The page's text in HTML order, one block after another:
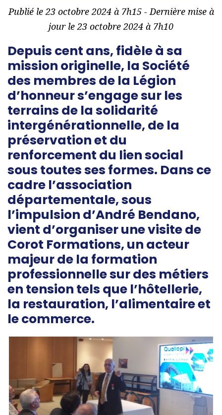
Publié le 23 octobre 2024 à 7h15 - Dernière mise à
jour le 23 octobre 2024 à 7h10
Depuis cent ans, fidèle à sa
mission originelle, la Société
des membres de la Légion
d’honneur s’engage sur les
terrains de la solidarité
intergénérationnelle, de la
préservation et du
renforcement du lien social
sous toutes ses formes. Dans ce
cadre l’association
départementale, sous
l’impulsion d’André Bendano,
vient d’organiser une visite de
Corot Formations, un acteur
majeur de la formation
professionnelle sur des métiers
en tension tels que l’hôtellerie,
la restauration, l’alimentaire et
le commerce.